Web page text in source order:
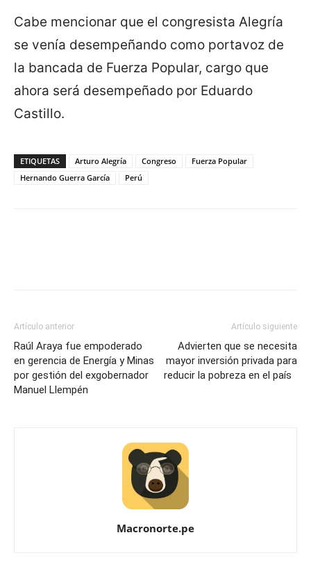
Cabe mencionar que el congresista Alegría
se venía desempeñando como portavoz de
la bancada de Fuerza Popular, cargo que
ahora será desempeñado por Eduardo
Castillo.
ETIQUETAS Arturo Alegría Congreso
Fuerza Popular
Hernando Guerra García
Perú
Artículo anterior
Raúl Araya fue empoderado
en gerencia de Energía y Minas
por gestión del exgobernador
Manuel Llempén
Artículo siguiente
Advierten que se necesita
mayor inversión privada para
reducir la pobreza en el país
Macronorte.pe